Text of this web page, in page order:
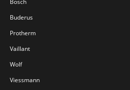
Bosch
Buderus
Protherm
Vaillant
Wolf
Viessmann